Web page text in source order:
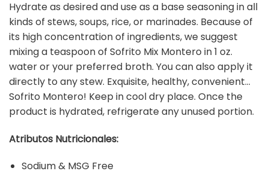
Hydrate as desired and use as a base seasoning in all
kinds of stews, soups, rice, or marinades. Because of
its high concentration of ingredients, we suggest
mixing a teaspoon of Sofrito Mix Montero in 1 oz.
water or your preferred broth. You can also apply it
directly to any stew. Exquisite, healthy, convenient…
Sofrito Montero! Keep in cool dry place. Once the
product is hydrated, refrigerate any unused portion.
Atributos Nutricionales:
Sodium & MSG Free